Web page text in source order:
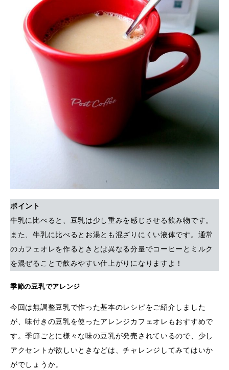
ポイント
牛乳に比べると、豆乳は少し重みを感じさせる飲み物です。
また、牛乳に比べるとお湯とも混ざりにくい液体です。通常
のカフェオレを作るときとは異なる分量でコーヒーとミルク
を混ぜることで飲みやすい仕上がりになりますよ！
季節の豆乳でアレンジ
今回は無調整豆乳で作った基本のレシピをご紹介しました
が、味付きの豆乳を使ったアレンジカフェオレもおすすめで
す。季節ごとに様々な味の豆乳が発売されているので、少し
アクセントが欲しいときなどは、チャレンジしてみてはいか
がでしょうか。